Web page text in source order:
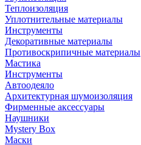
Теплоизоляция
Уплотнительные материалы
Инструменты
Декоративные материалы
Противоскрипичные материалы
Мастика
Инструменты
Автоодеяло
Архитектурная шумоизоляция
Фирменные аксессуары
Наушники
Mystery Box
Маски